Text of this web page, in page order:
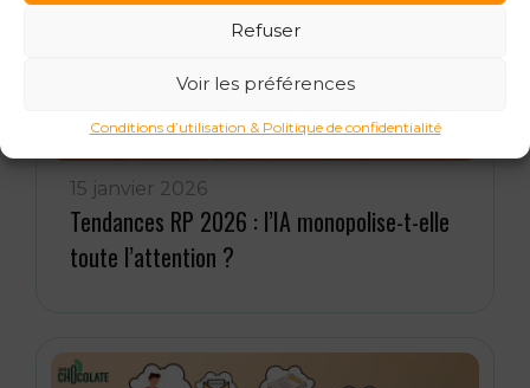
Refuser
Voir les préférences
Conditions d’utilisation & Politique de confidentialité
15 janvier 2026
Tendances RP 2026 : l’IA monopolise-t-elle
toute l’attention ?